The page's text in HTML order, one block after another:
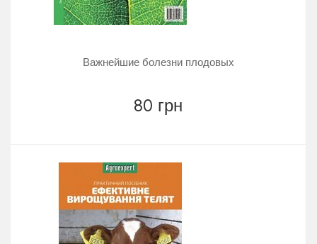
Важнейшие болезни плодовых
80 грн